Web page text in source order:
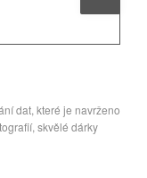
dat, které je navrženo
skvělé dárky